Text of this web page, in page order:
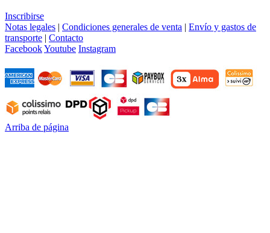
Inscribirse
Notas legales | Condiciones generales de venta | Envío y gastos de
transporte | Contacto
FacebookYoutube Instagram
Arriba de página